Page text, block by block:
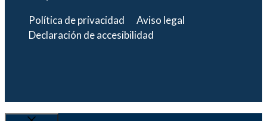
Política de privacidad
Aviso legal
Declaración de accesibilidad